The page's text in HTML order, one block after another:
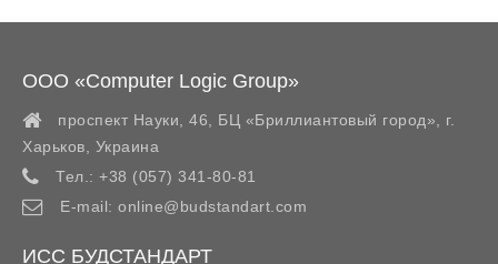
ООО «Computer Logic Group»
проспект Науки, 46, БЦ «Бриллиантовый город»,
г.
Харьков
Украина
Тел.: +38 (057) 341-80-81
E-mail: online@budstandart.com
ИСС БУДСТАНДАРТ